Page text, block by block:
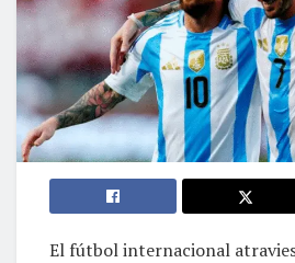
El fútbol internacional